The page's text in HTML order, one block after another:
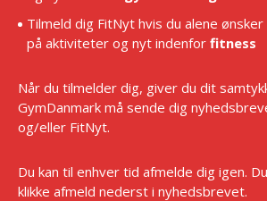
Tilmeld dig FitNyt hvis du alene
på aktiviteter og nyt indenfor fitness
Når du tilmelder dig, giver du dit
GymDanmark må sende dig
og/eller FitNyt.
Du kan til enhver tid afmelde dig igen.
klikke afmeld nederst i nyhedsbrevet.